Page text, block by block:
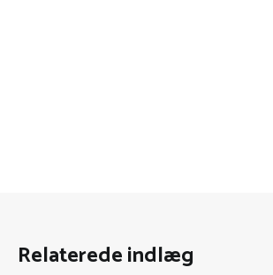
Relaterede indlæg